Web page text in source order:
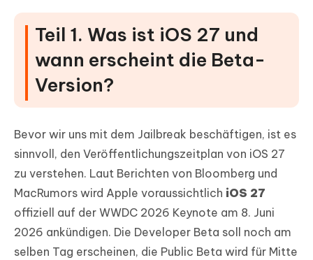
beheben?
FAQs
Teil 1. Was ist iOS 27 und
wann erscheint die Beta-
Version?
Bevor wir uns mit dem Jailbreak beschäftigen, ist es
sinnvoll, den Veröffentlichungszeitplan von iOS 27
zu verstehen. Laut Berichten von Bloomberg und
MacRumors wird Apple voraussichtlich iOS 27
offiziell auf der WWDC 2026 Keynote am 8. Juni
2026 ankündigen. Die Developer Beta soll noch am
selben Tag erscheinen, die Public Beta wird für Mitte